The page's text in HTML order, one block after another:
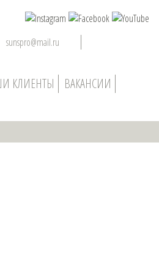
sunspro@mail.ru
КЛИЕНТЫ
ВАКАНСИИ